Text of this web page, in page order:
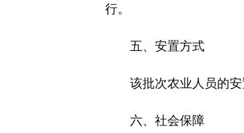
行。
五、安置方式
该批次农业人员的安
六、社会保障